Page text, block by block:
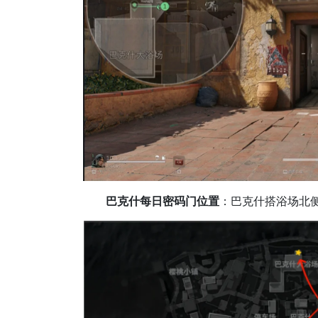
巴克什每日密码门位置 ：巴克什搭浴场北